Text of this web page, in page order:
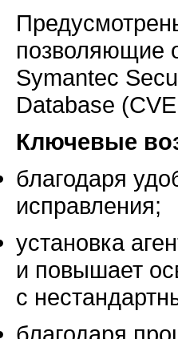
позволяющие
Symantec
Database
Ключевые
благодаря
исправления;
установка
и повышает
с